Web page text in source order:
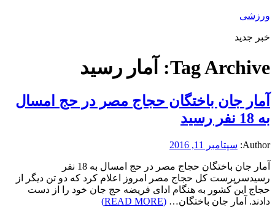
ورزشی
خبر جدید
Tag Archive: آمار رسید
آمار جان باختگان حجاج مصر در حج امسال
به 18 نفر رسید
Author: سپتامبر 11, 2016
آمار جان باختگان حجاج مصر در حج امسال به 18 نفر
رسیدسرپرست کل حجاج مصر امروز اعلام کرد که دو تن دیگر از
حجاج این کشور به هنگام ادای فریضه حج جان خود را از دست
دادند. آمار جان باختگان… (READ MORE)